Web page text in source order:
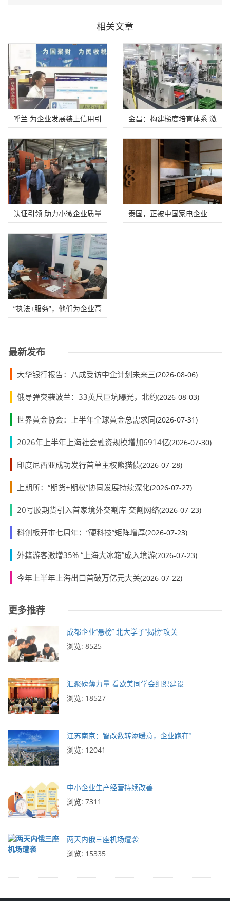
相关文章
呼兰 为企业发展装上信用引
擎
金昌：构建梯度培育体系 激
活中小企业发
认证引领 助力小微企业质量
提升
泰国，正被中国家电企业
“执法+服务”，他们为企业高
最新发布
大华银行报告：八成受访中企计划未来三(2026-08-06)
俄导弹突袭波兰：33英尺巨坑曝光，北约(2026-08-03)
世界黄金协会：上半年全球黄金总需求同(2026-07-31)
2026年上半年上海社会融资规模增加6914亿(2026-07-30)
印度尼西亚成功发行首单主权熊猫债(2026-07-28)
上期所：“期货+期权”协同发展持续深化(2026-07-27)
20号胶期货引入首家境外交割库 交割网络(2026-07-23)
科创板开市七周年：“硬科技”矩阵增厚(2026-07-23)
外籍游客激增35% “上海大冰箱”成入境游(2026-07-23)
今年上半年上海出口首破万亿元大关(2026-07-22)
更多推荐
成都企业“悬榜” 北大学子“揭榜”攻关
浏览: 8525
汇聚磅薄力量 看欧美同学会组织建设
浏览: 18527
江苏南京：智改数转添暖意，企业跑在“
浏览: 12041
中小企业生产经营持续改善
浏览: 7311
两天内俄三座机场遭袭
浏览: 15335